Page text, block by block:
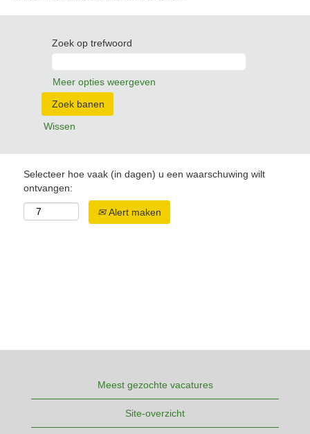
Zoek op trefwoord
Meer opties weergeven
Wissen
Selecteer hoe vaak (in dagen) u een waarschuwing wilt
ontvangen:
Alert maken
Meest gezochte vacatures
Site-overzicht